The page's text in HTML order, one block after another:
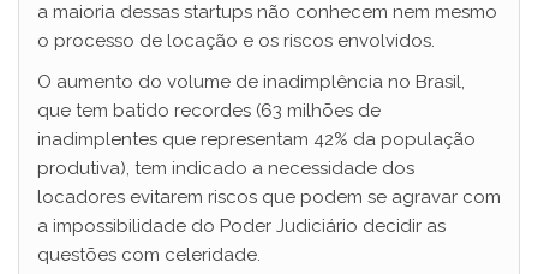
a maioria dessas startups não conhecem nem mesmo
o processo de locação e os riscos envolvidos.
O aumento do volume de inadimplência no Brasil,
que tem batido recordes (63 milhões de
inadimplentes que representam 42% da população
produtiva), tem indicado a necessidade dos
locadores evitarem riscos que podem se agravar com
a impossibilidade do Poder Judiciário decidir as
questões com celeridade.